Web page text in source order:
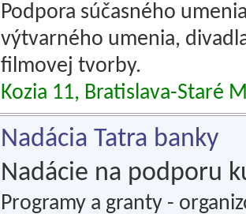
Podpora súčasného
výtvarného umenia,
filmovej tvorby.
Kozia 11, Bratislava-Staré
Nadácia Tatra banky
Nadácie na podporu
Programy a granty -